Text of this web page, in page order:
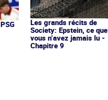
Les grands récits de
Society: Epstein, ce que
vous n’avez jamais lu -
Chapitre 9